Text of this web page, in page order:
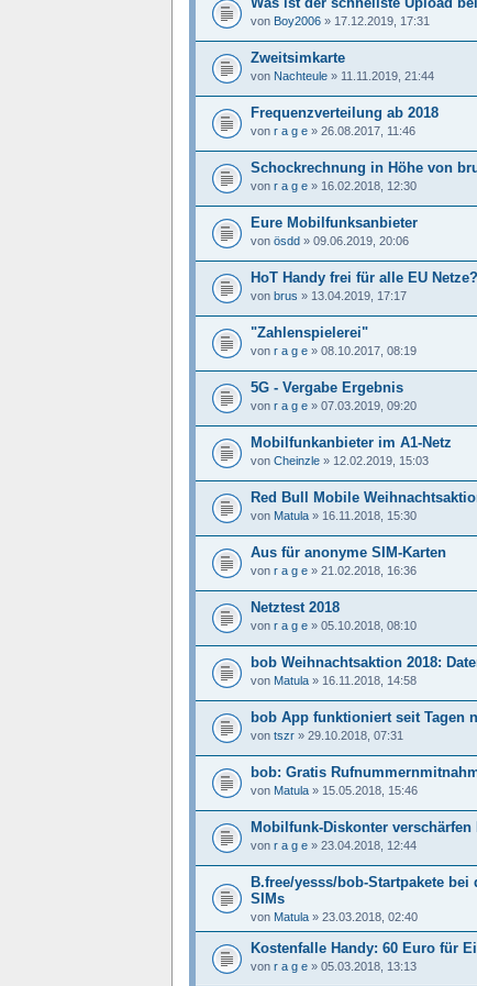
von Boy2006 » 17.12.2019, 17:31
Zweitsimkarte
von Nachteule » 11.11.2019, 21:44
Frequenzverteilung ab 2018
von r a g e » 26.08.2017, 11:46
Schockrechnung in Höhe von
von r a g e » 16.02.2018, 12:30
Eure Mobilfunksanbieter
von ösdd » 09.06.2019, 20:06
HoT Handy frei für alle EU
von brus » 13.04.2019, 17:17
"Zahlenspielerei"
von r a g e » 08.10.2017, 08:19
5G - Vergabe Ergebnis
von r a g e » 07.03.2019, 09:20
Mobilfunkanbieter im A1-Netz
von Cheinzle » 12.02.2019, 15:03
Red Bull Mobile
von Matula » 16.11.2018, 15:30
Aus für anonyme SIM-Karten
von r a g e » 21.02.2018, 16:36
Netztest 2018
von r a g e » 05.10.2018, 08:10
bob Weihnachtsaktion 2018:
von Matula » 16.11.2018, 14:58
bob App funktioniert seit Tagen
von tszr » 29.10.2018, 07:31
bob: Gratis
von Matula » 15.05.2018, 15:46
Mobilfunk-Diskonter verschärfen
von r a g e » 23.04.2018, 12:44
B.free/yesss/bob-Startpakete
SIMs
von Matula » 23.03.2018, 02:40
Kostenfalle Handy: 60 Euro für
von r a g e » 05.03.2018, 13:13